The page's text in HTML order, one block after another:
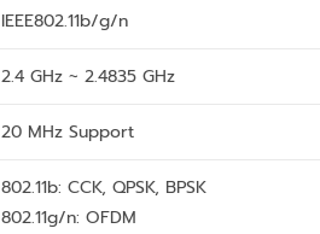
IEEE802.11b/g/n
2.4 GHz ~ 2.4835 GHz
20 MHz Support
802.11b: CCK, QPSK, BPSK
802.11g/n: OFDM